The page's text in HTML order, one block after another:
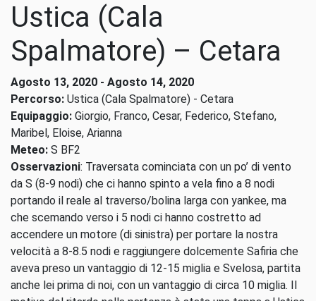
Ustica (Cala
Spalmatore) – Cetara
Agosto 13, 2020 - Agosto 14, 2020
Percorso: Ustica (Cala Spalmatore) - Cetara
Equipaggio: Giorgio, Franco, Cesar, Federico, Stefano,
Maribel, Eloise, Arianna
Meteo: S BF2
Osservazioni: Traversata cominciata con un po’ di vento
da S (8-9 nodi) che ci hanno spinto a vela fino a 8 nodi
portando il reale al traverso/bolina larga con yankee, ma
che scemando verso i 5 nodi ci hanno costretto ad
accendere un motore (di sinistra) per portare la nostra
velocità a 8-8.5 nodi e raggiungere dolcemente Safiria che
aveva preso un vantaggio di 12-15 miglia e Svelosa, partita
anche lei prima di noi, con un vantaggio di circa 10 miglia. Il